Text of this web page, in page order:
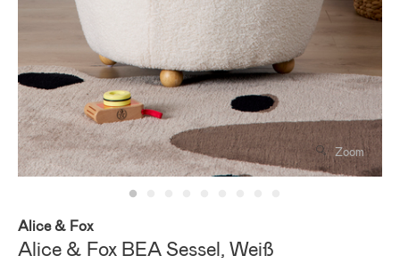
Zoom
Alice & Fox
Alice & Fox BEA Sessel, Weiß